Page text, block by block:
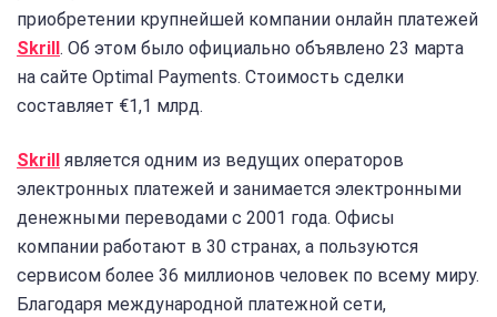
приобретении крупнейшей компании онлайн платежей
Skrill. Об этом было официально объявлено 23 марта
на сайте Optimal Payments. Стоимость сделки
составляет €1,1 млрд.
Skrill является одним из ведущих операторов
электронных платежей и занимается электронными
денежными переводами с 2001 года. Офисы
компании работают в 30 странах, а пользуются
сервисом более 36 миллионов человек по всему миру.
Благодаря международной платежной сети,